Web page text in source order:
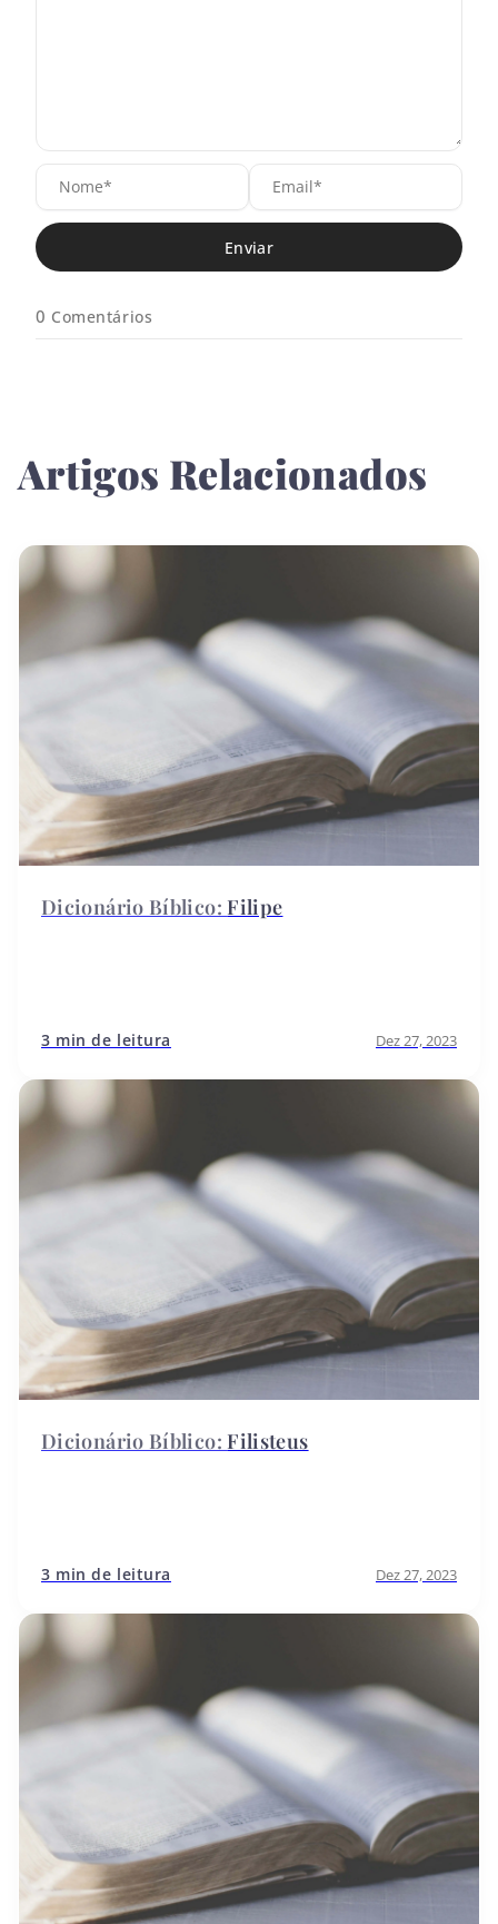
N
o
m
e
*
E
i
0 Comentários
Artigos Relacionados
Filipe
3 min de leitura Dez 27, 2023
Filisteus
3 min de leitura Dez 27, 2023